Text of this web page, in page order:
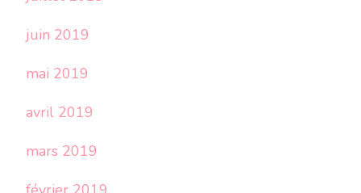
juin 2019
mai 2019
avril 2019
mars 2019